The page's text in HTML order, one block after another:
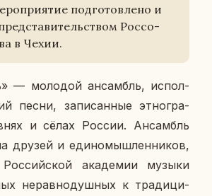
под­го­тов­ле­но и
Рос­со­
в Чехии.
— мо­ло­дой ан­самбль, ис­пол­
песни, за­пи­сан­ные эт­но­гра­
и сёлах России. Ан­самбль
друзей и еди­но­мыш­лен­ни­ков,
ака­де­мии музыки
нерав­но­душ­ных к тра­ди­ци­